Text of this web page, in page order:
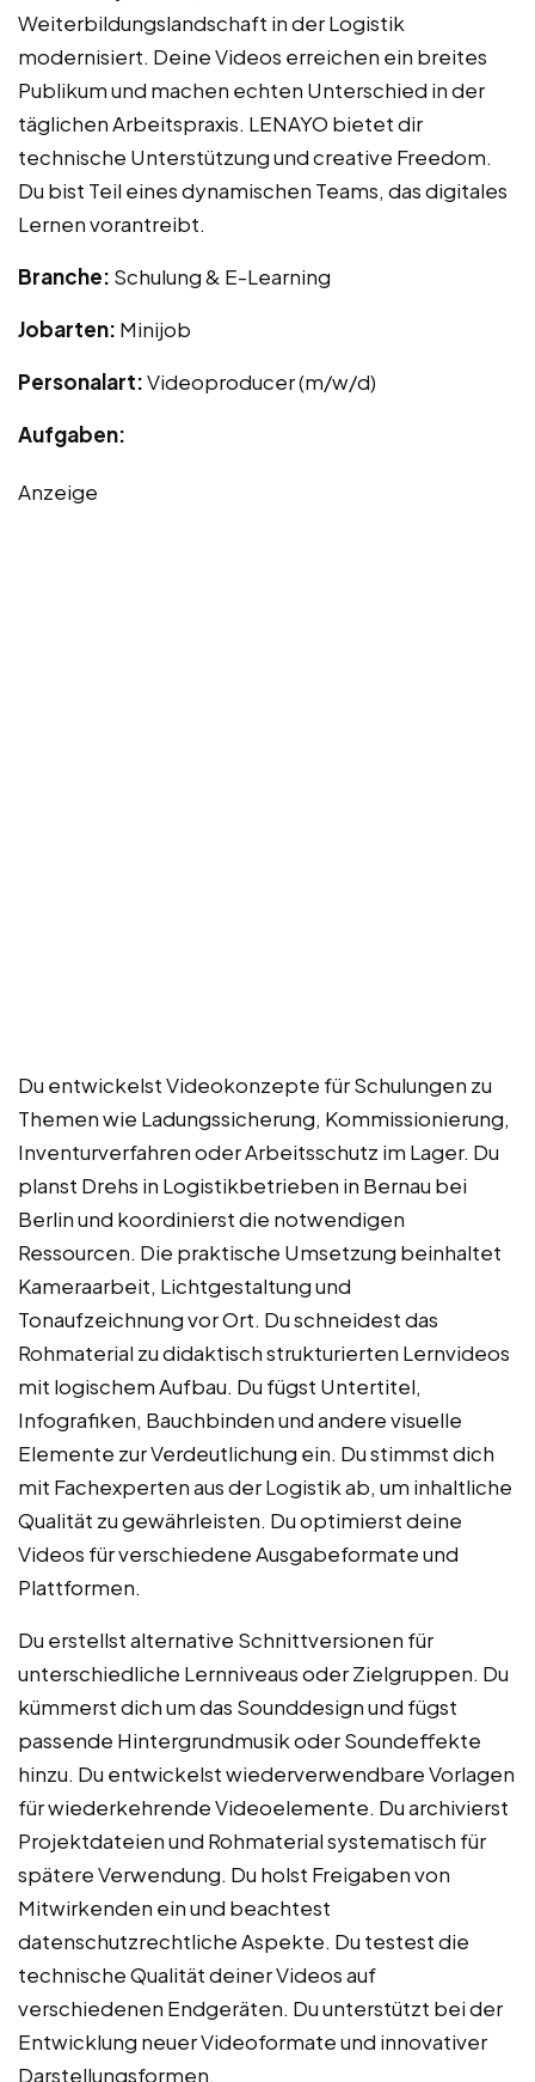
Weiterbildungslandschaft in der Logistik
modernisiert. Deine Videos erreichen ein breites
Publikum und machen echten Unterschied in der
täglichen Arbeitspraxis. LENAYO bietet dir
technische Unterstützung und creative Freedom.
Du bist Teil eines dynamischen Teams, das digitales
Lernen vorantreibt.
Branche: Schulung & E-Learning
Jobarten: Minijob
Personalart:Videoproducer (m/w/d)
Aufgaben:
Anzeige
Du entwickelst Videokonzepte für Schulungen zu
Themen wie Ladungssicherung, Kommissionierung,
Inventurverfahren oder Arbeitsschutz im Lager. Du
planst Drehs in Logistikbetrieben in Bernau bei
Berlin und koordinierst die notwendigen
Ressourcen. Die praktische Umsetzung beinhaltet
Kameraarbeit, Lichtgestaltung und
Tonaufzeichnung vor Ort. Du schneidest das
Rohmaterial zu didaktisch strukturierten Lernvideos
mit logischem Aufbau. Du fügst Untertitel,
Infografiken, Bauchbinden und andere visuelle
Elemente zur Verdeutlichung ein. Du stimmst dich
mit Fachexperten aus der Logistik ab, um inhaltliche
Qualität zu gewährleisten. Du optimierst deine
Videos für verschiedene Ausgabeformate und
Plattformen.
Du erstellst alternative Schnittversionen für
unterschiedliche Lernniveaus oder Zielgruppen. Du
kümmerst dich um das Sounddesign und fügst
passende Hintergrundmusik oder Soundeffekte
hinzu. Du entwickelst wiederverwendbare Vorlagen
für wiederkehrende Videoelemente. Du archivierst
Projektdateien und Rohmaterial systematisch für
spätere Verwendung. Du holst Freigaben von
Mitwirkenden ein und beachtest
datenschutzrechtliche Aspekte. Du testest die
technische Qualität deiner Videos auf
verschiedenen Endgeräten. Du unterstützt bei der
Entwicklung neuer Videoformate und innovativer
Darstellungsformen.